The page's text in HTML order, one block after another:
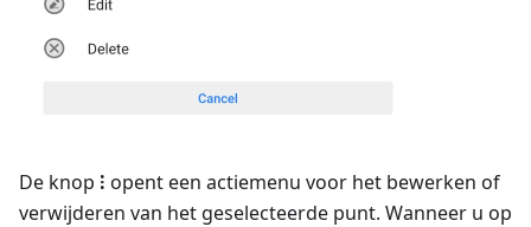
De knop ⁝ opent een actiemenu voor het bewerken of
verwijderen van het geselecteerde punt. Wanneer u op